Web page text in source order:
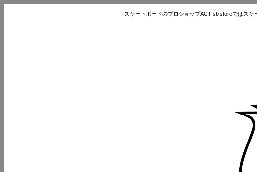
スケートボードのプロショップACT sb storeではスケート